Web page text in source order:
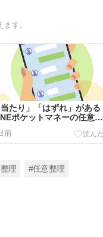
す。
当たり」「はずれ」がある
ポケットマネーの任意整
前
理 #任意整理